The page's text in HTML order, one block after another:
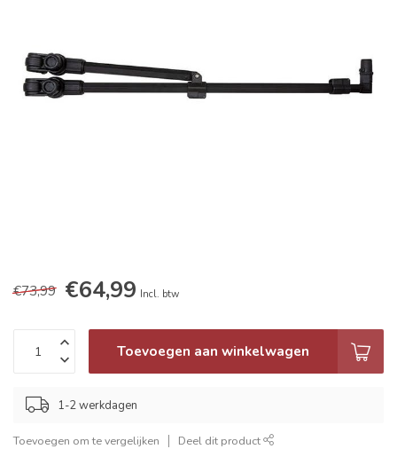
€73,99 €64,99 Incl. btw
Toevoegen aan winkelwagen
1-2 werkdagen
Toevoegen om te vergelijken Deel dit product